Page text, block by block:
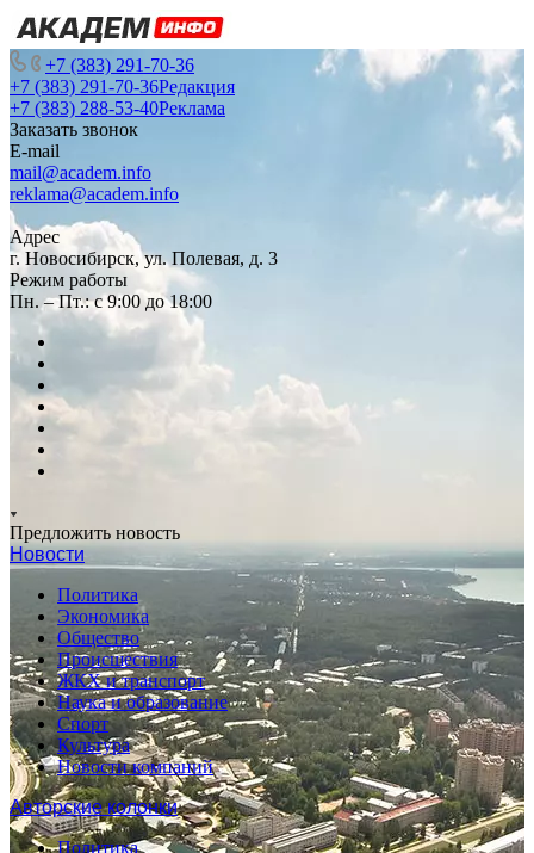
+7 (383) 291-70-36
+7 (383) 291-70-36Редакция
+7 (383) 288-53-40Реклама
Заказать звонок
E-mail
mail@academ.info
reklama@academ.info
Адрес
г. Новосибирск, ул. Полевая, д. 3
Режим работы
Пн. – Пт.: с 9:00 до 18:00
Предложить новость
Новости
Политика
Экономика
Общество
Происшествия
ЖКХ и транспорт
Наука и образование
Спорт
Культура
Новости компаний
Авторские колонки
Политика